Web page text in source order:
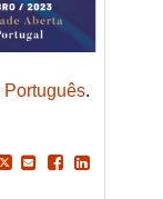
Português.